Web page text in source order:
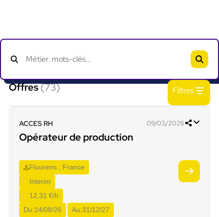
Offres(73) Filtres
ACCES RH 09/03/2026
Opérateur de production
Flourens , France
Interim
12,31 €/h
Du:24/08/26 Au:31/12/27